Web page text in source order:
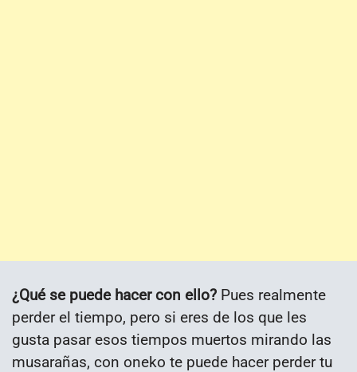
¿Qué se puede hacer con ello? Pues realmente
perder el tiempo, pero si eres de los que les
gusta pasar esos tiempos muertos mirando las
musarañas, con oneko te puede hacer perder tu